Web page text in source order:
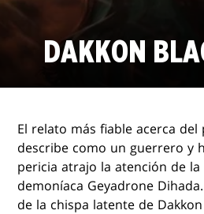
DAKKON
El relato más fiable acerca del
describe como un guerrero y
pericia atrajo la atención de la
demoníaca Geyadrone
de la chispa latente de